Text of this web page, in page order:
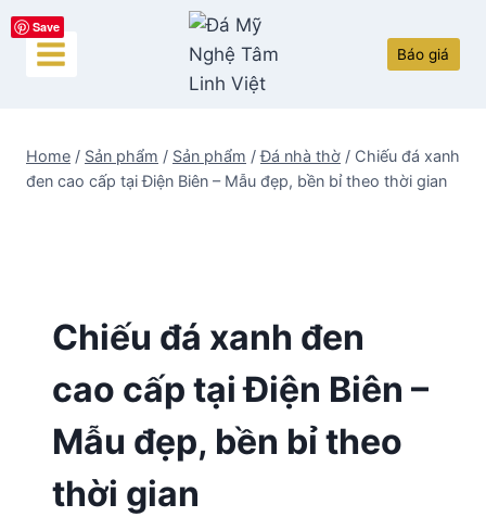
Skip
to
content
Báo giá
Home / Sản phẩm / Sản phẩm / Đá nhà thờ / Chiếu đá xanh
đen cao cấp tại Điện Biên – Mẫu đẹp, bền bỉ theo thời gian
Save
Chiếu đá xanh đen
cao cấp tại Điện Biên –
Mẫu đẹp, bền bỉ theo
thời gian